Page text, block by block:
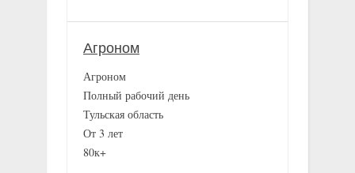
Агроном
Агроном
Полный рабочий день
Тульская область
От 3 лет
80к+